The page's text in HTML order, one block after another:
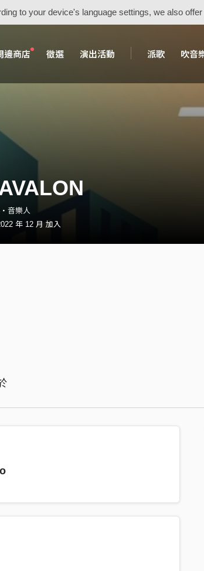
to your device's language settings, we also offer
邊商店 徵選 演出活動 派歌 吹音
音樂人
年 12 月 加入